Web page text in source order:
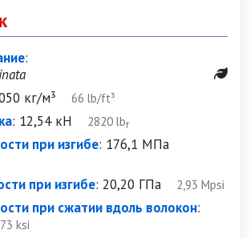
:
кг/м³ 66 lb/ft³
: 12,54 кН 2820 lbf
при изгибе: 176,1 МПа
при изгибе: 20,20 ГПа 2,93 Mpsi
при сжатии вдоль волокон:
ksi